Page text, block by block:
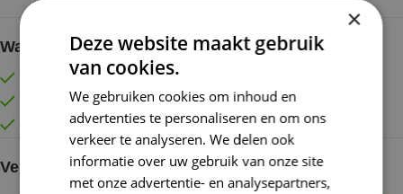
Waarom kopen bij de Wolkast?
Lage verzendkosten vanaf € 4,99 binnen NL
Gratis verzonden vanaf €55,-
Vóór 16:30 besteld = Zelfde (werk)dag verzonden
Veilig online betalen
×
Deze website maakt gebruik
van cookies.
We gebruiken cookies om inhoud en
advertenties te personaliseren en om ons
verkeer te analyseren. We delen ook
informatie over uw gebruik van onze site
met onze advertentie- en analysepartners,